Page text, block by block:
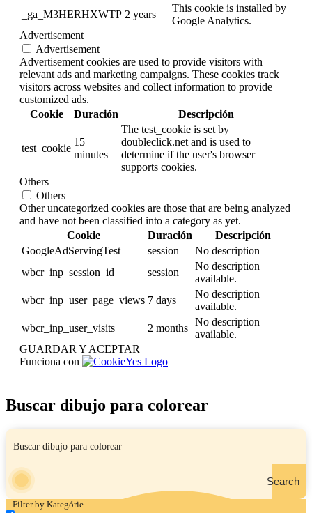
_ga_M3HERHXWTP 2 years
This cookie is installed by
Google Analytics.
Advertisement
Advertisement
Advertisement cookies are used to provide visitors with
relevant ads and marketing campaigns. These cookies track
visitors across websites and collect information to provide
customized ads.
Cookie
Duración Descripción
test_cookie
15
minutes
The test_cookie is set by
doubleclick.net and is used to
determine if the user's browser
supports cookies.
Others
Others
Other uncategorized cookies are those that are being analyzed
and have not been classified into a category as yet.
Cookie
Duración
Descripción
GoogleAdServingTest
session
No description
wbcr_inp_session_id
session
No description
available.
wbcr_inp_user_page_views 7 days
No description
available.
wbcr_inp_user_visits
2 months
No description
available.
GUARDAR Y ACEPTAR
Funciona con
Buscar dibujo para colorear
Search
Filter by Kategórie